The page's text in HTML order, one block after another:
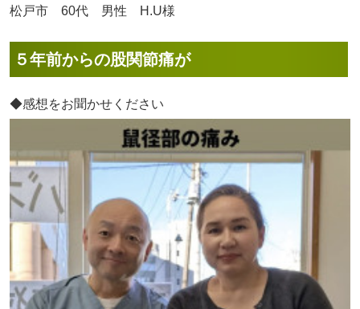
松戸市 60代 男性 H.U様
５年前からの股関節痛が
◆感想をお聞かせください